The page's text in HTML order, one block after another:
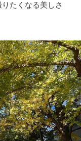
たくなる美しさ